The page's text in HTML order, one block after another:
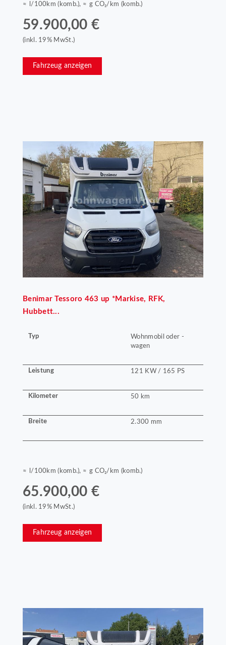
≈ l/100km (komb.), ≈ g CO₂/km (komb.)
59.900,00 €
(inkl. 19% MwSt.)
Fahrzeug anzeigen
Benimar Tessoro 463 up *Markise, RFK,
Hubbett...
Typ
Wohnmobil oder -
wagen
Leistung 121 KW / 165 PS
Kilometer 50 km
Breite 2.300 mm
≈ l/100km (komb.), ≈ g CO₂/km (komb.)
65.900,00 €
(inkl. 19% MwSt.)
Fahrzeug anzeigen